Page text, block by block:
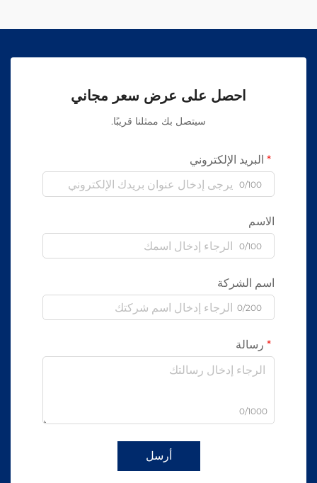
احصل على عرض سعر مجاني
سيتصل بك ممثلنا قريبًا.
البريد الإلكتروني
0/100
الاسم
0/100
اسم الشركة
0/200
رسالة
0/1000
أرسل